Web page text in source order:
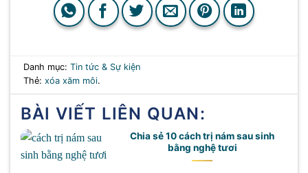
Danh mục:Tin tức & Sự kiện
Thẻ:xóa xăm môi.
BÀI VIẾT LIÊN QUAN:
Chia sẻ 10 cách trị nám sau sinh
bằng nghệ tươi